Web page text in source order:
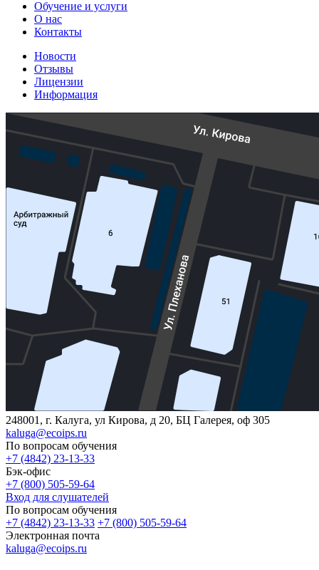
Обучение и услуги
О нас
Контакты
Новости
Отзывы
Лицензии
Информация
248001, г. Калуга, ул Кирова, д 20, БЦ Галерея, оф 305
kaluga@ecoips.ru
По вопросам обучения
+7 (4842) 23-13-33
Бэк-офис
+7 (800) 505-59-64
Вход для слушателей
По вопросам обучения
+7 (4842) 23-13-33 +7 (800) 505-59-64
Электронная почта
kaluga@ecoips.ru